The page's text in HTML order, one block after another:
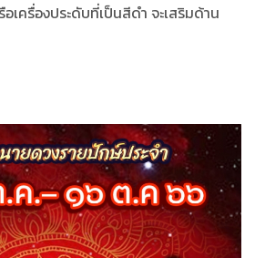
อเครื่องประดับที่เป็นสีดำ จะเสริมด้าน